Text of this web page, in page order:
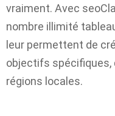
vraiment. Avec
nombre illimité
leur permettent de
objectifs
régions locales.